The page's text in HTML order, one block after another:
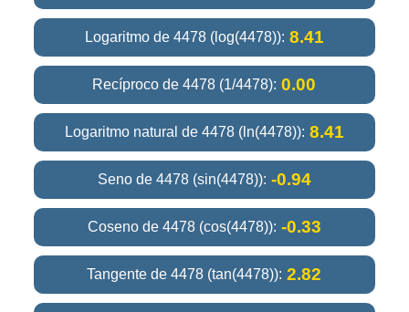
Logaritmo de 4478 (log(4478)): 8.41
Recíproco de 4478 (1/4478): 0.00
Logaritmo natural de 4478 (ln(4478)): 8.41
Seno de 4478 (sin(4478)): -0.94
Coseno de 4478 (cos(4478)): -0.33
Tangente de 4478 (tan(4478)): 2.82